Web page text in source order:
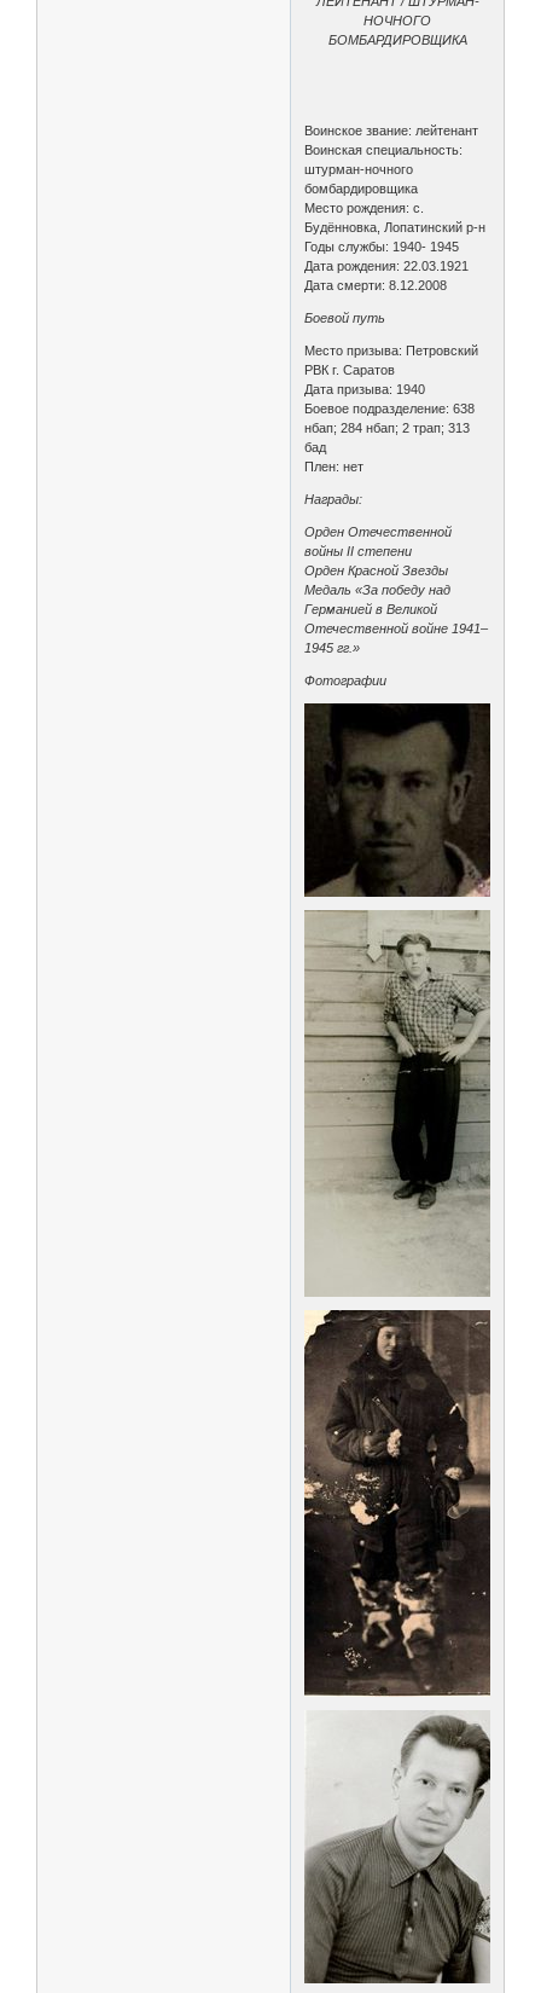
НОЧНОГО
БОМБАРДИРОВЩИКА
Воинское звание: лейтенант
Воинская специальность:
штурман-ночного
бомбардировщика
Место рождения: с.
Будённовка, Лопатинский р-н
Годы службы: 1940- 1945
Дата рождения: 22.03.1921
Дата смерти: 8.12.2008
Боевой путь
Место призыва: Петровский
РВК г. Саратов
Дата призыва: 1940
Боевое подразделение: 638
нбап; 284 нбап; 2 трап; 313
бад
Плен: нет
Награды:
Орден Отечественной
войны II степени
Орден Красной Звезды
Медаль «За победу над
Германией в Великой
Отечественной войне 1941–
1945 гг.»
Фотографии